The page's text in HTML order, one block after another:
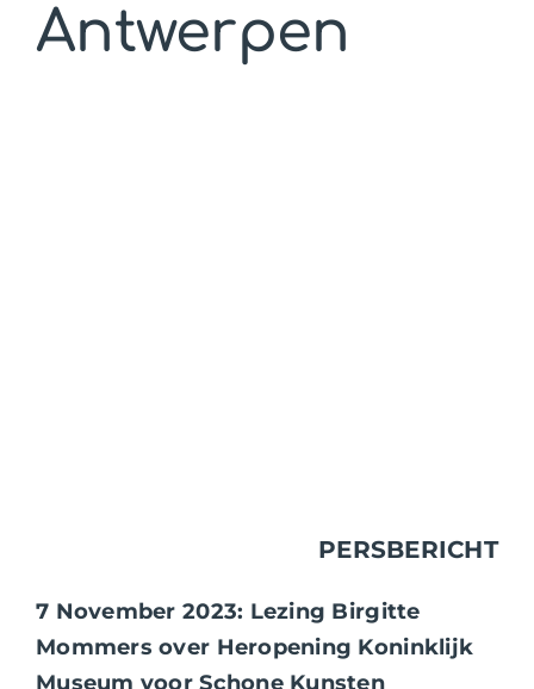
Antwerpen
PERSBERICHT
7 November 2023: Lezing Birgitte
Mommers over Heropening Koninklijk
Museum voor Schone Kunsten